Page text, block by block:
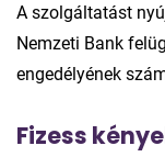
A szolgáltatást
Nemzeti Bank
engedélyének
Fizess